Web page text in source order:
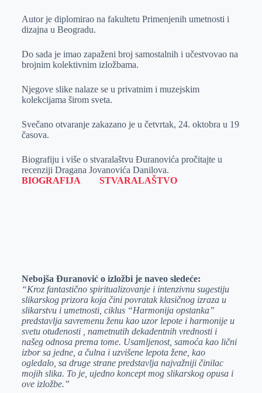
Autor je diplomirao na fakultetu Primenjenih umetnosti i
dizajna u Beogradu.
Do sada je imao zapaženi broj samostalnih i učestvovao na
brojnim kolektivnim izložbama.
Njegove slike nalaze se u privatnim i muzejskim
kolekcijama širom sveta.
Svečano otvaranje zakazano je u četvrtak, 24. oktobra u 19
časova.
Biografiju i više o stvaralaštvu Đuranovića pročitajte u
recenziji Dragana Jovanovića Danilova.
BIOGRAFIJA
STVARALAŠTVO
Nebojša Đuranović o izložbi je naveo sledeće:
“Kroz fantastično spiritualizovanje i intenzivnu sugestiju
slikarskog prizora koja čini povratak klasičnog izraza u
slikarstvu i umetnosti, ciklus “Harmonija opstanka”
predstavlja savremenu ženu kao uzor lepote i harmonije u
svetu otuđenosti , nametnutih dekadentnih vrednosti i
našeg odnosa prema tome. Usamljenost, samoća kao lični
izbor sa jedne, a čulna i uzvišene lepota žene, kao
ogledalo, sa druge strane predstavlja najvažniji činilac
mojih slika. To je, ujedno koncept mog slikarskog opusa i
ove izložbe.”